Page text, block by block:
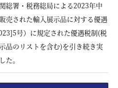
総署・税務総局による2023年中
売された輸入展示品に対する優遇
号）に規定された優遇税制(税
品のリストを含む)を引き続き実
た。